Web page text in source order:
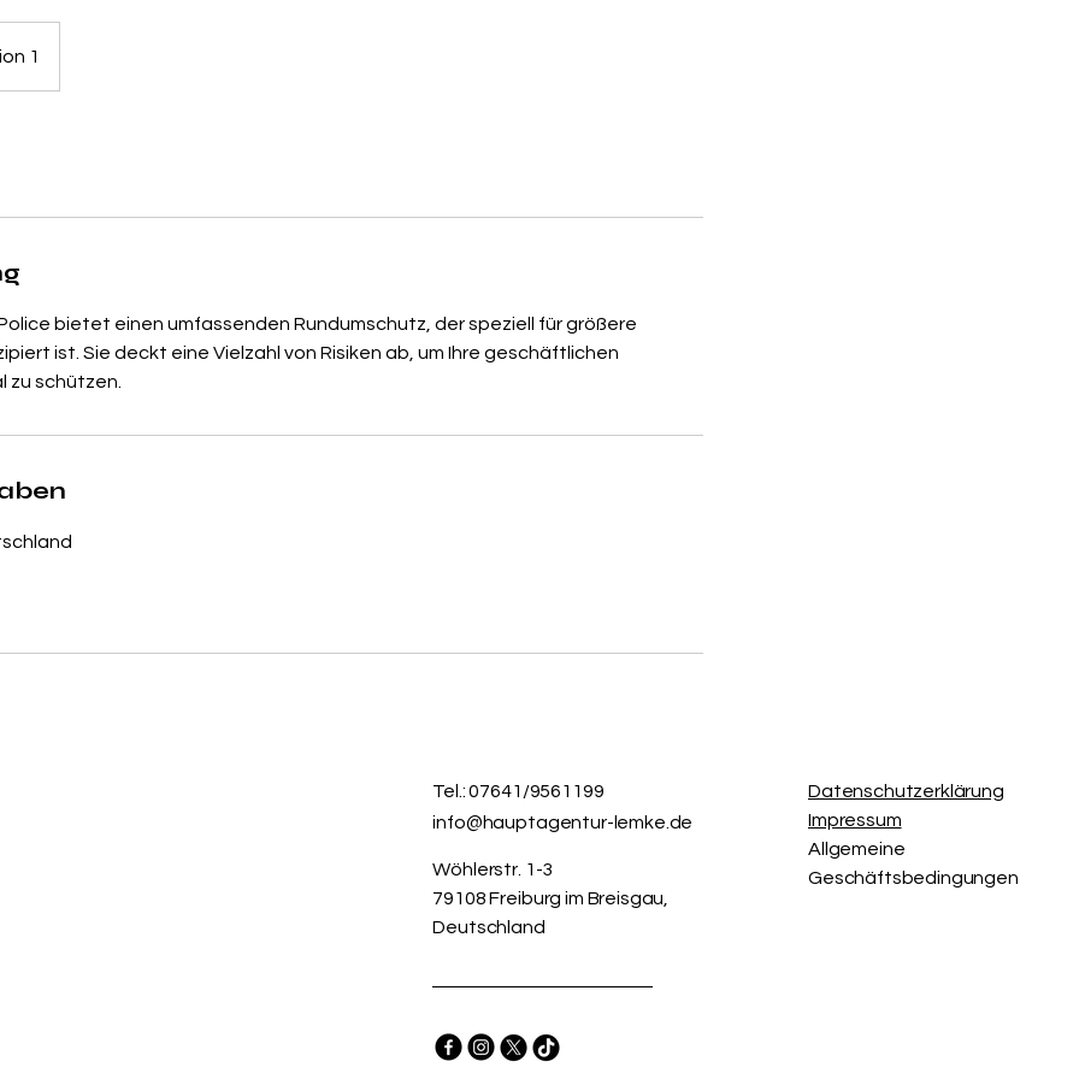
1
bietet einen umfassenden Rundumschutz, der speziell für größere
ist. Sie deckt eine Vielzahl von Risiken ab, um Ihre geschäftlichen
schützen.
Tel.: 07641/9561199
info@hauptagentur-lemke.de
Wöhlerstr. 1-3
79108 Freiburg im Breisgau,
Deutschland
Datenschutzerklärung
Impressum
Allgemeine
Geschäftsbedingungen